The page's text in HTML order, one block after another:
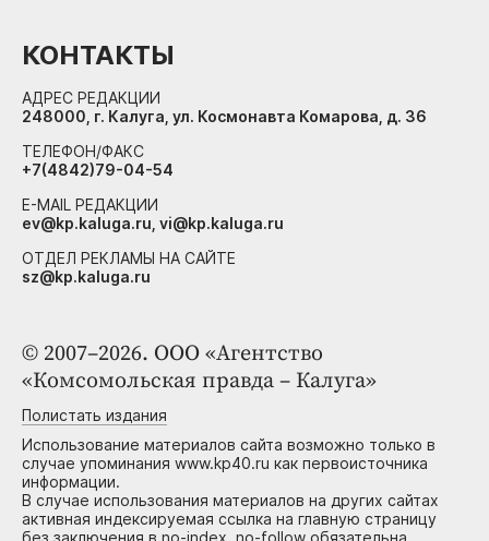
© 2007–2026. ООО «Агентство
«Комсомольская правда – Калуга»
Полистать издания
Использование материалов сайта возможно только в
случае упоминания www.kp40.ru как первоисточника
информации.
В случае использования материалов на других сайтах
активная индексируемая ссылка на главную страницу
без заключения в no-index, no-follow обязательна.
КОНТАКТЫ
АДРЕС РЕДАКЦИИ
248000, г. Калуга, ул. Космонавта Комарова, д. 36
ТЕЛЕФОН/ФАКС
+7(4842)79-04-54
E-MAIL РЕДАКЦИИ
ev@kp.kaluga.ru, vi@kp.kaluga.ru
ОТДЕЛ РЕКЛАМЫ НА САЙТЕ
sz@kp.kaluga.ru